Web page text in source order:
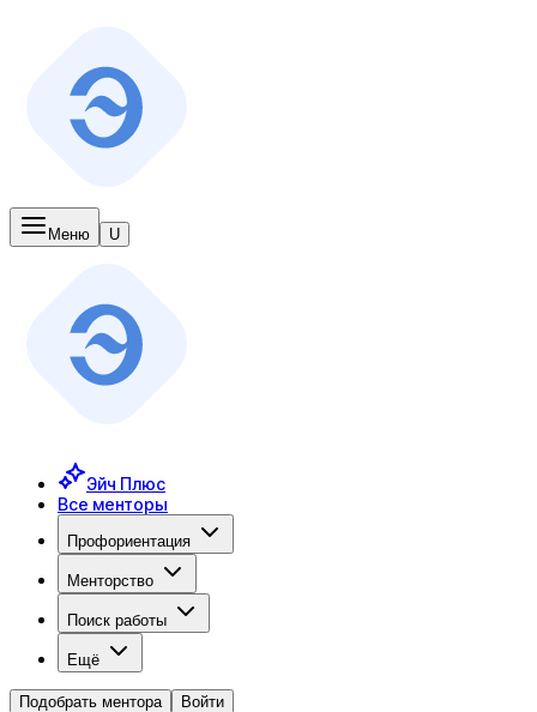
Меню U
Эйч Плюс
Все менторы
Профориентация
Менторство
Поиск работы
Ещё
Подобрать ментора Войти